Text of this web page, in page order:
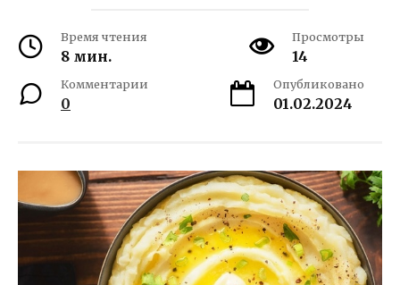
Время чтения
8 мин.
Просмотры
14
Комментарии
0
Опубликовано
01.02.2024